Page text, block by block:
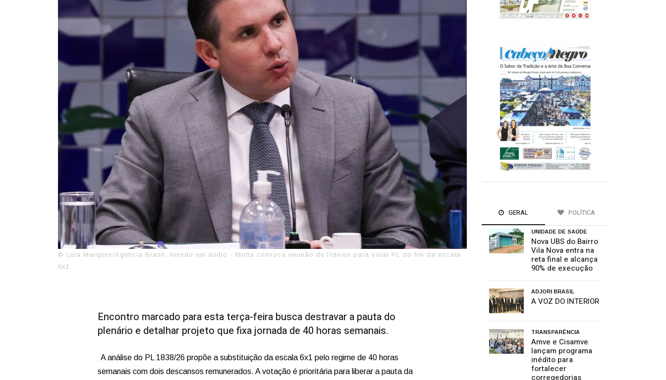
© Lula Marques/Agência Brasil. Versão em áudio - Motta convoca reunião de líderes para votar PL do fim da escala
6x1
Encontro marcado para esta terça-feira busca destravar a pauta do
plenário e detalhar projeto que fixa jornada de 40 horas semanais.
A análise do PL 1838/26 propõe a substituição da escala 6x1 pelo regime de 40 horas
semanais com dois descansos remunerados. A votação é prioritária para liberar a pauta da
GERAL POLÍTICA
UNIDADE DE SAÚDE
Nova UBS do Bairro
Vila Nova entra na
reta final e alcança
90% de execução
ADJORI BRASIL
A VOZ DO INTERIOR
TRANSPARÊNCIA
Amve e Cisamve
lançam programa
inédito para
fortalecer
corregedorias